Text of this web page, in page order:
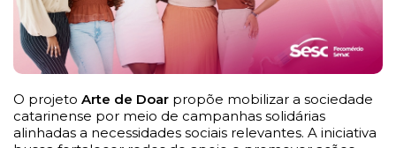
O projeto Arte de Doar propõe mobilizar a sociedade
catarinense por meio de campanhas solidárias
alinhadas a necessidades sociais relevantes. A iniciativa